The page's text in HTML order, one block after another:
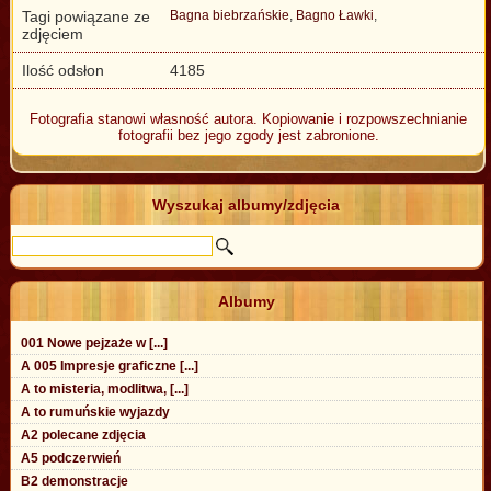
Tagi powiązane ze
zdjęciem
Bagna biebrzańskie Bagno Ławki
Ilość odsłon 4185
Fotografia stanowi własność autora. Kopiowanie i rozpowszechnianie
fotografii bez jego zgody jest zabronione.
Wyszukaj albumy/zdjęcia
Albumy
001 Nowe pejzaże w [...]
A 005 Impresje graficzne [...]
A to misteria, modlitwa, [...]
A to rumuńskie wyjazdy
A2 polecane zdjęcia
A5 podczerwień
B2 demonstracje